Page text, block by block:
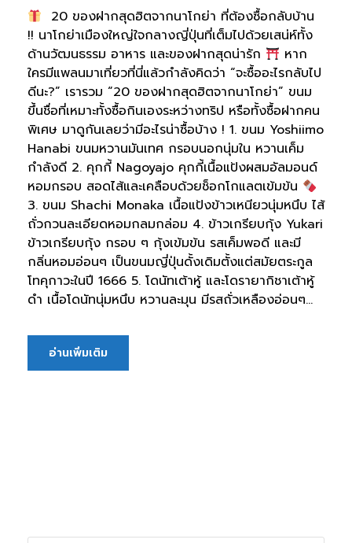
20 ของฝากสุดฮิตจากนาโกย่า ที่ต้องซื้อกลับบ้าน
!! นาโกย่าเมืองใหญ่ใจกลางญี่ปุ่นที่เต็มไปด้วยเสน่ห์ทั้ง
ด้านวัฒนธรรม อาหาร และของฝากสุดน่ารัก
หาก
ใครมีแพลนมาเที่ยวที่นี่แล้วกำลังคิดว่า “จะซื้ออะไรกลับไป
ดีนะ?” เรารวม “20 ของฝากสุดฮิตจากนาโกย่า” ขนม
ขึ้นชื่อที่เหมาะทั้งซื้อกินเองระหว่างทริป หรือทั้งซื้อฝากคน
พิเศษ มาดูกันเลยว่ามีอะไรน่าซื้อบ้าง ! 1. ขนม Yoshiimo
Hanabi ขนมหวานมันเทศ กรอบนอกนุ่มใน หวานเค็ม
กำลังดี 2. คุกกี้ Nagoyajo คุกกี้เนื้อแป้งผสมอัลมอนด์
หอมกรอบ สอดไส้และเคลือบด้วยช็อกโกแลตเข้มข้น
3. ขนม Shachi Monaka เนื้อแป้งข้าวเหนียวนุ่มหนึบ ไส้
ถั่วกวนละเอียดหอมกลมกล่อม 4. ข้าวเกรียบกุ้ง Yukari
ข้าวเกรียบกุ้ง กรอบ ๆ กุ้งเข้มข้น รสเค็มพอดี และมี
กลิ่นหอมอ่อนๆ เป็นขนมญี่ปุ่นดั้งเดิมตั้งแต่สมัยตระกูล
โทคุกาวะในปี 1666 5. โดนัทเต้าหู้ และโดรายากิชาเต้าหู้
ดำ เนื้อโดนัทนุ่มหนึบ หวานละมุน มีรสถั่วเหลืองอ่อนๆ...
อ่านเพิ่มเติม